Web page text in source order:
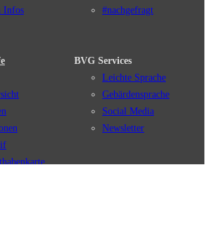
Infos
#nachgefragt
BVG Services
Leichte Sprache
Gebärdensprache
Social Media
Newsletter